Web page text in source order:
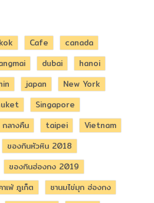
Cafe
canada
dubai
hanoi
japan
New York
Singapore
ลางคืน
taipei
Vietnam
ของกินหัวหิน 2018
ของกินฮ่องกง 2019
าเฟ่ ภูเก็ต
ชานมไข่มุก ฮ่องกง